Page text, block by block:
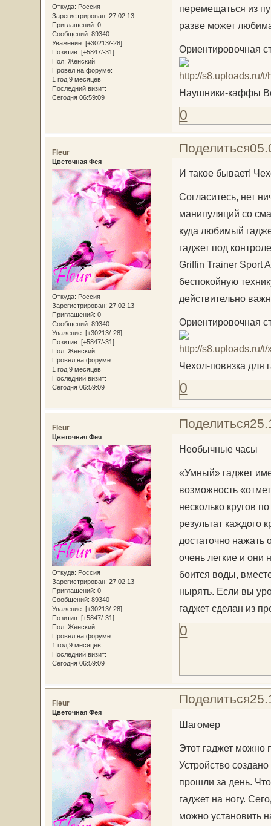
Откуда: Россия
Зарегистрирован: 27.02.13
Приглашений: 0
Сообщений: 89340
Уважение: [+30213/-28]
Позитив: [+5847/-31]
Пол: Женский
Провел на форуме:
1 год 9 месяцев
Последний визит:
Сегодня 06:59:09
перемещаться из
разве может
Ориентировочная
Наушники-каффы
0
Поделиться
Fleur
Цветочная Фея
Откуда: Россия
Зарегистрирован: 27.02.13
Приглашений: 0
Сообщений: 89340
Уважение: [+30213/-28]
Позитив: [+5847/-31]
Пол: Женский
Провел на форуме:
1 год 9 месяцев
Последний визит:
Сегодня 06:59:09
И такое бывает!
Согласитесь, нет
манипуляций со
куда любимый
гаджет под
Griffin Trainer Sport
беспокойную
действительно
Ориентировочная
Чехол-повязка для
0
Поделиться
Fleur
Цветочная Фея
Откуда: Россия
Зарегистрирован: 27.02.13
Приглашений: 0
Сообщений: 89340
Уважение: [+30213/-28]
Позитив: [+5847/-31]
Пол: Женский
Провел на форуме:
1 год 9 месяцев
Последний визит:
Сегодня 06:59:09
Необычные часы
«Умный» гаджет
возможность
несколько кругов
результат каждого
достаточно нажать
очень легкие и они
боится воды,
нырять. Если вы
гаджет сделан из
0
Поделиться
Fleur
Цветочная Фея
Шагомер
Этот гаджет можно
Устройство
прошли за день.
гаджет на ногу.
можно установить